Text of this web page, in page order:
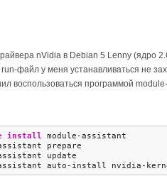
nVidia в Debian 5 Lenny (ядро
файл у меня устанавливаться не
воспользоваться программой
install module-assistant
prepare
update
assistant auto-install nvidia-